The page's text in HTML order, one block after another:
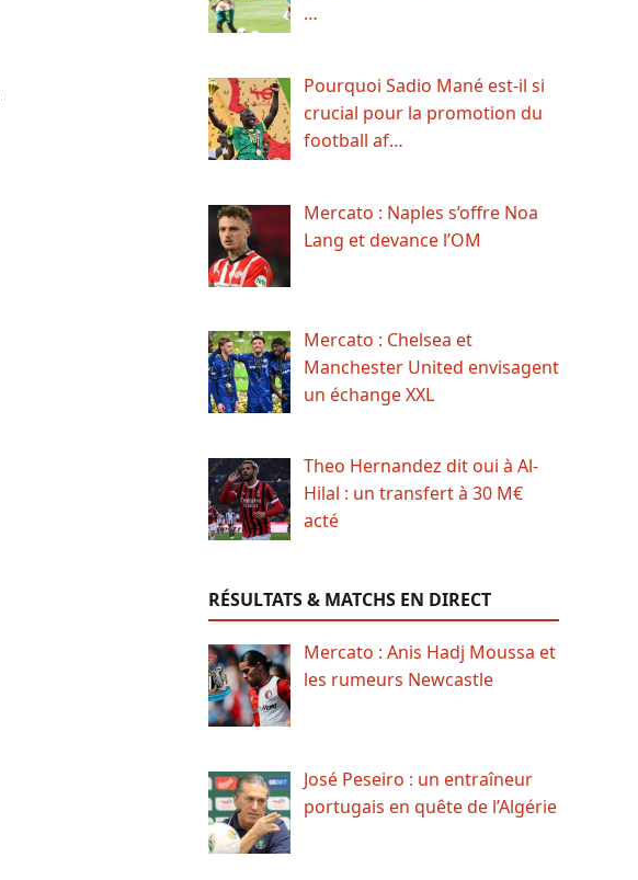
…
Pourquoi Sadio Mané est-il si
crucial pour la promotion du
football af…
Mercato : Naples s’offre Noa
Lang et devance l’OM
Mercato : Chelsea et
Manchester United envisagent
un échange XXL
Theo Hernandez dit oui à Al-
Hilal : un transfert à 30 M€
acté
RÉSULTATS & MATCHS EN DIRECT
Mercato : Anis Hadj Moussa et
les rumeurs Newcastle
José Peseiro : un entraîneur
portugais en quête de l’Algérie